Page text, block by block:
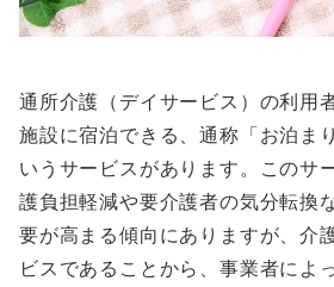
通所介護（デイサービス）の利用
施設に宿泊できる、通称「お泊ま
いうサービスがあります。このサ
護負担軽減や要介護者の気分転換
要が高まる傾向にありますが、介
ビスであることから、事業者によ